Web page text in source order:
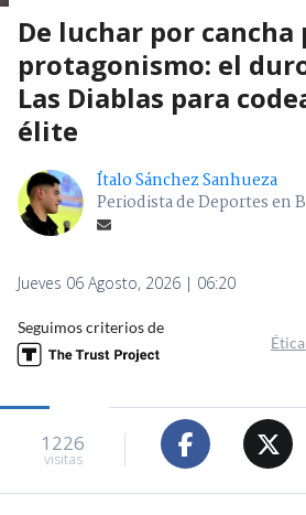
De luchar por cancha
protagonismo: el
Las Diablas para
élite
Ítalo Sánchez Sanhueza
Periodista de Deportes en
Jueves 06 Agosto, 2026 | 06:20
Seguimos criterios de
1226
visitas